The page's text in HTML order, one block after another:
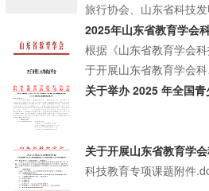
旅行协会、山东省科技
2025年山东省教育学会
根据《山东省教育学会
于开展山东省教育学会
关于举办 2025 年全国
关于开展山东省教育学
科技教育专项课题附件